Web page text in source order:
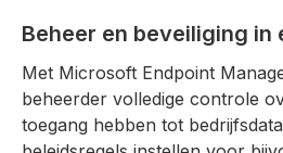
Beheer en beveiliging in
Met Microsoft Endpoint
beheerder volledige controle
toegang hebben tot